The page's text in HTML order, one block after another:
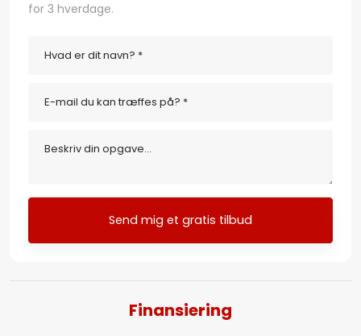
for 3 hverdage.
Finansiering​